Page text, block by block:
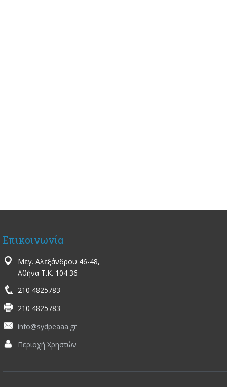
Επικοινωνία
Μεγ. Αλεξάνδρου 46-48,
Αθήνα Τ.Κ. 104 36
210 4825783
210 4825783
info@sydpeaaa.gr
Περιοχή Χρηστών